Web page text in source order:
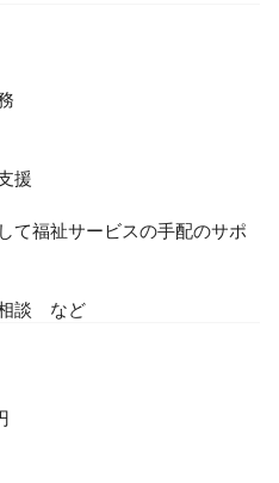
援
て福祉サービスの手配のサポ
談　など